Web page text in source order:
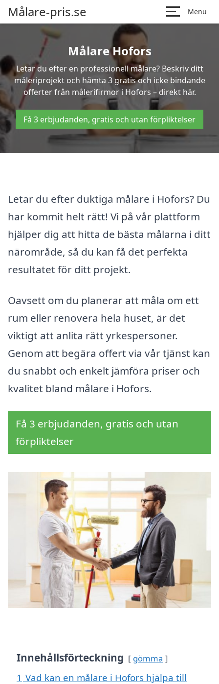
Målare-pris.se Menu
Målare Hofors
Letar du efter en professionell målare? Beskriv ditt
måleriprojekt och hämta 3 gratis och icke bindande
offerter från målerifirmor i Hofors – direkt här.
Få 3 erbjudanden, gratis och utan förpliktelser
Letar du efter duktiga målare i Hofors? Du
har kommit helt rätt! Vi på vår plattform
hjälper dig att hitta de bästa målarna i ditt
närområde, så du kan få det perfekta
resultatet för ditt projekt.
Oavsett om du planerar att måla om ett
rum eller renovera hela huset, är det
viktigt att anlita rätt yrkespersoner.
Genom att begära offert via vår tjänst kan
du snabbt och enkelt jämföra priser och
kvalitet bland målare i Hofors.
Få 3 erbjudanden, gratis och utan
förpliktelser
Innehållsförteckning gömma
1 Vad kan en målare i Hofors hjälpa till